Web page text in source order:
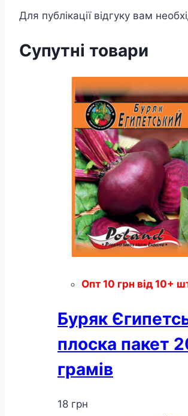
Для публікації відгуку вам
Супутні товари
Опт 10 грн від 10+
Буряк
плоска пакет
грамів
18 грн